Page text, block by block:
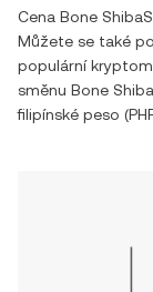
Cena Bone
Můžete se také
populární
směnu Bone
filipínské peso (